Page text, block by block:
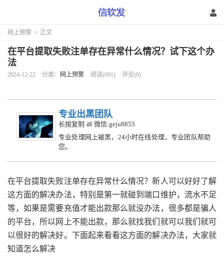
网上预警 > 正文
在平台提取失败注单存在异常什么情况？试下这个办
法
2024-12-22 分类： 网上预警 阅读(601) 评论(0)
专业出黑团队
长按复制 at 微信:geju8855
专业处理网上被黑，24小时在线处理，专业团队帮助
您。
在平台提取失败注单存在异常什么情况？新人可以好好了解
这方面的解决办法，特别是第一就碰到端口维护，流水不足
等，如果是需要充值才能出款那么就没办法，很多都是骗人
的平台，所以网上不能出款，那么就找我们就可以我们就可
以很好的解决好。下面起来看看这方面的解决办法，大家就
知道怎么解决